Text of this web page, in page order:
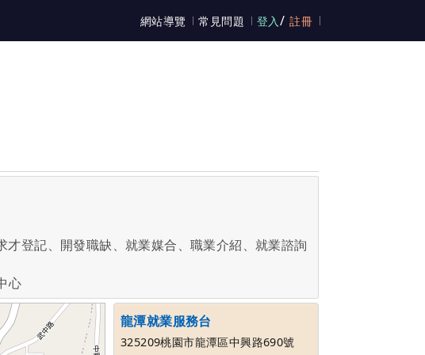
網站導覽 常見問題 登入 / 註冊
登記、開發職缺、就業媒合、職業介紹、就業諮詢
心
龍潭就業服務台
325209桃園市龍潭區中興路690號